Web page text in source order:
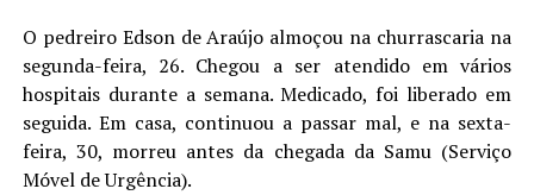
O pedreiro Edson de Araújo almoçou na churrascaria na
segunda-feira, 26. Chegou a ser atendido em vários
hospitais durante a semana. Medicado, foi liberado em
seguida. Em casa, continuou a passar mal, e na sexta-
feira, 30, morreu antes da chegada da Samu (Serviço
Móvel de Urgência).